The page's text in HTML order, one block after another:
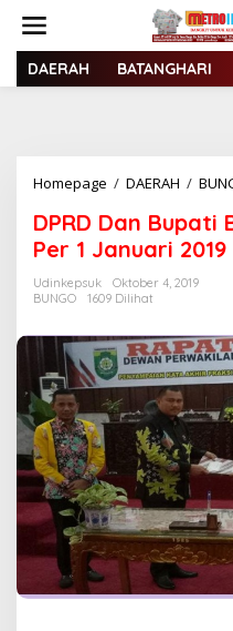
t
DAERAH BATANGHARI
Homepage / DAERAH /
DPRD Dan Bupati
Per 1 Januari
Udinkepsuk
Oktober 4, 2019
BUNGO
1609 Dilihat